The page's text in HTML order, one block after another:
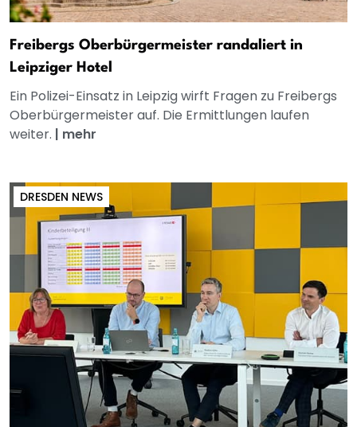
Freibergs Oberbürgermeister randaliert in
Leipziger Hotel
Ein Polizei-Einsatz in Leipzig wirft Fragen zu Freibergs
Oberbürgermeister auf. Die Ermittlungen laufen
weiter. | mehr
DRESDEN NEWS